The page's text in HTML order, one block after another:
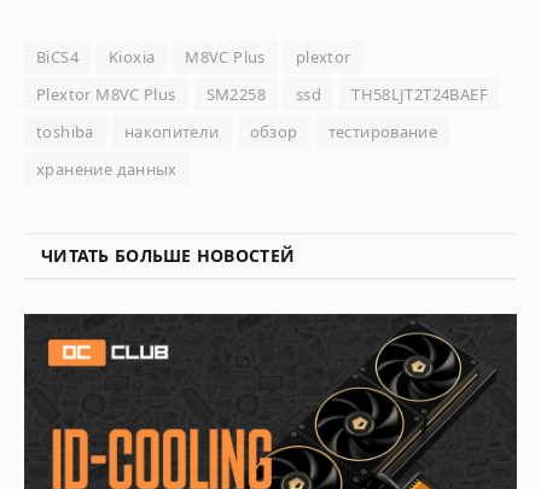
BiCS4 Kioxia M8VС Plus
plextor
Plextor M8VС Plus
SM2258 ssd
TH58LJT2T24BAEF
toshiba
накопители обзор
тестирование
хранение данных
ЧИТАТЬ БОЛЬШЕ НОВОСТЕЙ